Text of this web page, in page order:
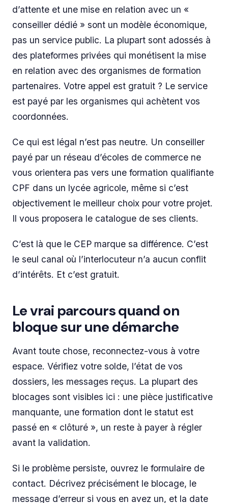
d’attente et une mise en relation avec un «
conseiller dédié » sont un modèle économique,
pas un service public. La plupart sont adossés à
des plateformes privées qui monétisent la mise
en relation avec des organismes de formation
partenaires. Votre appel est gratuit ? Le service
est payé par les organismes qui achètent vos
coordonnées.
Ce qui est légal n’est pas neutre. Un conseiller
payé par un réseau d’écoles de commerce ne
vous orientera pas vers une formation qualifiante
CPF dans un lycée agricole, même si c’est
objectivement le meilleur choix pour votre projet.
Il vous proposera le catalogue de ses clients.
C’est là que le CEP marque sa différence. C’est
le seul canal où l’interlocuteur n’a aucun conflit
d’intérêts. Et c’est gratuit.
Le vrai parcours quand on
bloque sur une démarche
Avant toute chose, reconnectez-vous à votre
espace. Vérifiez votre solde, l’état de vos
dossiers, les messages reçus. La plupart des
blocages sont visibles ici : une pièce justificative
manquante, une formation dont le statut est
passé en « clôturé », un reste à payer à régler
avant la validation.
Si le problème persiste, ouvrez le formulaire de
contact. Décrivez précisément le blocage, le
message d’erreur si vous en avez un, et la date